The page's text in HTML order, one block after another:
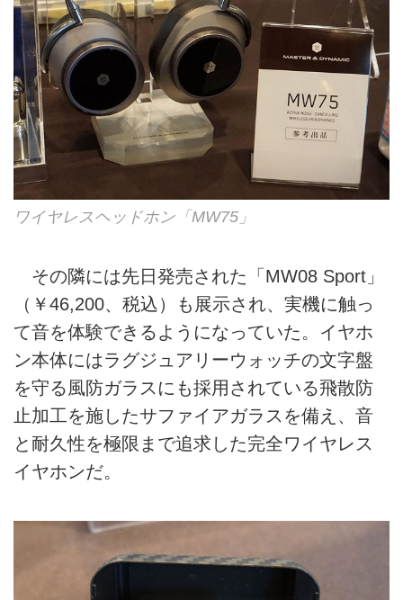
ワイヤレスヘッドホン「MW75」
その隣には先日発売された「MW08 Sport」
（￥46,200、税込）も展示され、実機に触っ
て音を体験できるようになっていた。イヤホ
ン本体にはラグジュアリーウォッチの文字盤
を守る風防ガラスにも採用されている飛散防
止加工を施したサファイアガラスを備え、音
と耐久性を極限まで追求した完全ワイヤレス
イヤホンだ。